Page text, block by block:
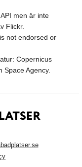
men är inte
Flickr.
not endorsed or
Copernicus
Space Agency.